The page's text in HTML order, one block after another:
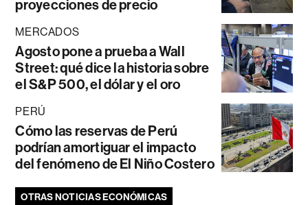
proyecciones de precio
MERCADOS
Agosto pone a prueba a Wall
Street: qué dice la historia sobre
el S&P 500, el dólar y el oro
PERÚ
Cómo las reservas de Perú
podrían amortiguar el impacto
del fenómeno de El Niño Costero
OTRAS NOTICIAS ECONÓMICAS